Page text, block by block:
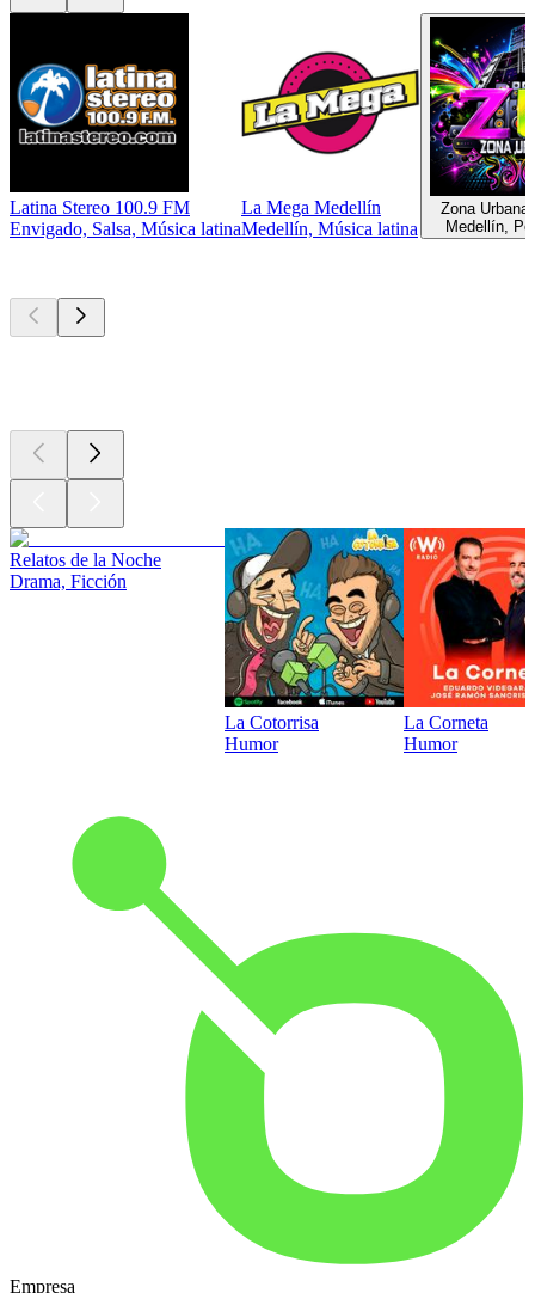
Latina Stereo 100.9 FM
Envigado, Salsa, Música latina
La Mega Medellín
Medellín, Música latina
Zona Urbana
Medellín,
Relatos de la Noche
Drama, Ficción
La Cotorrisa
Humor
La Corneta
Humor
Empresa